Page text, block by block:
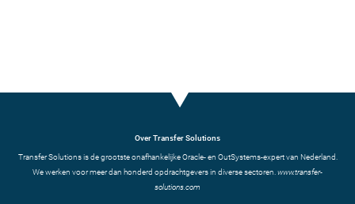
Over Transfer Solutions
Transfer Solutions is de grootste onafhankelijke Oracle- en OutSystems-expert van Nederland.
We werken voor meer dan honderd opdrachtgevers in diverse sectoren.www.transfer-
solutions.com